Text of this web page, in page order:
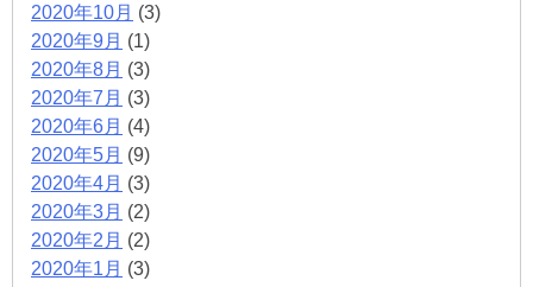
2020年10月 (3)
2020年9月 (1)
2020年8月 (3)
2020年7月 (3)
2020年6月 (4)
2020年5月 (9)
2020年4月 (3)
2020年3月 (2)
2020年2月 (2)
2020年1月 (3)